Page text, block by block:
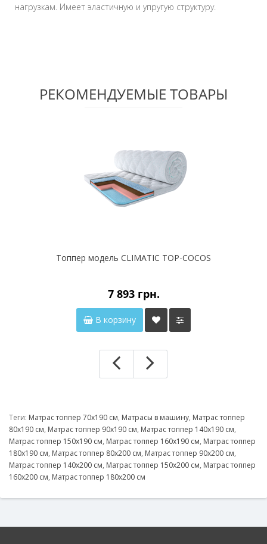
нагрузкам. Имеет эластичную и упругую структуру.
РЕКОМЕНДУЕМЫЕ ТОВАРЫ
Топпер модель CLIMATIC TOP-COCOS
7 893 грн.
В корзину
Теги: Матрас топпер 70х190 см, Матрасы в машину, Матрас топпер
80х190 см, Матрас топпер 90х190 см, Матрас топпер 140х190 см,
Матрас топпер 150х190 см, Матрас топпер 160х190 см, Матрас топпер
180х190 см, Матрас топпер 80х200 см, Матрас топпер 90х200 см,
Матрас топпер 140х200 см, Матрас топпер 150х200 см, Матрас топпер
160х200 см, Матрас топпер 180х200 см